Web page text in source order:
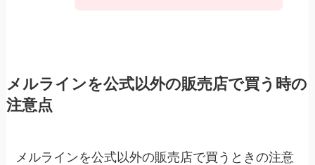
メルラインを公式以外の販売店で買う時の
注意点
メルラインを公式以外の販売店で買うときの注意